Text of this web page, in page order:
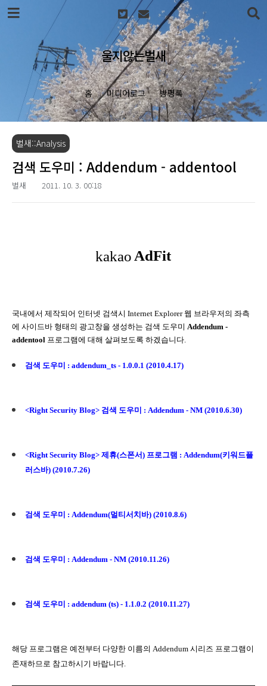
본문 바로가기
울지않는벌새
홈 미디어로그 방명록
벌새::Analysis
검색 도우미 : Addendum - addentool
벌새 2011. 10. 3. 00:18
국내에서 제작되어 인터넷 검색시 Internet Explorer 웹 브라우저의 좌측
에 사이드바 형태의 광고창을 생성하는 검색 도우미 Addendum -
addentool 프로그램에 대해 살펴보도록 하겠습니다.
검색 도우미 : addendum_ts - 1.0.0.1 (2010.4.17)
<Right Security Blog> 검색 도우미 : Addendum - NM (2010.6.30)
<Right Security Blog> 제휴(스폰서) 프로그램 : Addendum(키워드플
러스바) (2010.7.26)
검색 도우미 : Addendum(멀티서치바) (2010.8.6)
검색 도우미 : Addendum - NM (2010.11.26)
검색 도우미 : addendum (ts) - 1.1.0.2 (2010.11.27)
해당 프로그램은 예전부터 다양한 이름의 Addendum 시리즈 프로그램이
존재하므로 참고하시기 바랍니다.